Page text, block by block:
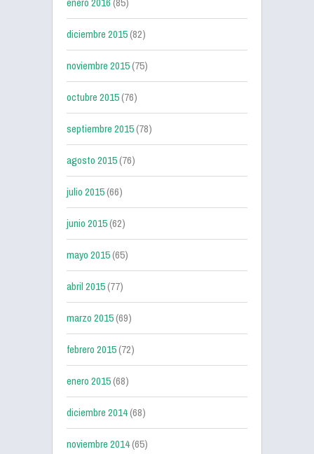
diciembre 2015(82)
noviembre 2015(75)
octubre 2015(76)
septiembre 2015(78)
agosto 2015(76)
julio 2015(66)
junio 2015(62)
mayo 2015(65)
abril 2015(77)
marzo 2015(69)
febrero 2015(72)
enero 2015(68)
diciembre 2014(68)
noviembre 2014(65)